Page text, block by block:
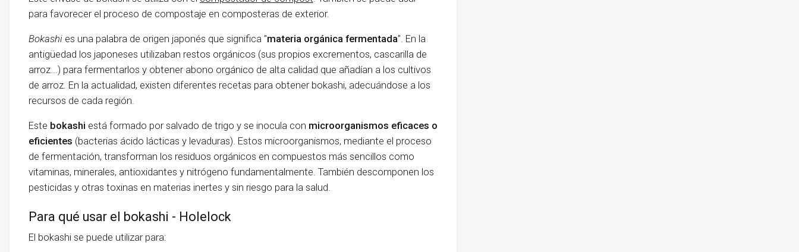
para favorecer el proceso de compostaje en composteras de exterior.
Bokashies una palabra de origen japonés que significa "materia orgánica fermentada". En la
antigüedad los japoneses utilizaban restos orgánicos (sus propios excrementos, cascarilla de
arroz...) para fermentarlos y obtener abono orgánico de alta calidad que añadían a los cultivos
de arroz. En la actualidad, existen diferentes recetas para obtener bokashi, adecuándose a los
recursos de cada región.
Este bokashi está formado por salvado de trigo y se inocula con microorganismos eficaces o
eficientes (bacterias ácido lácticas y levaduras). Estos microorganismos, mediante el proceso
de fermentación, transforman los residuos orgánicos en compuestos más sencillos como
vitaminas, minerales, antioxidantes y nitrógeno fundamentalmente. También descomponen los
pesticidas y otras toxinas en materias inertes y sin riesgo para la salud.
Para qué usar el bokashi - Holelock
El bokashi se puede utilizar para: